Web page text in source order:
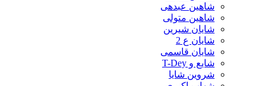
شاهین عبدهی
شاهین متولی
شایان شیرین
شایان ع 2
شایان قاسمی
شایع و T-Dey
شروین شایا